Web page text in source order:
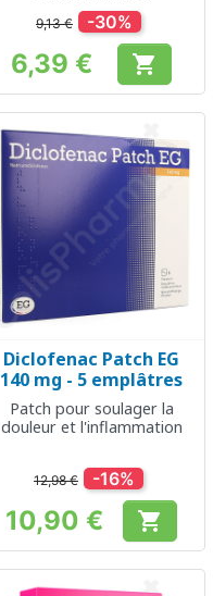
9,13 € -30%
Prix
6,39 € 
Diclofenac Patch EG
140 mg - 5 emplâtres
Patch pour soulager la
douleur et l'inflammation
12,98 € -16%
Prix
10,90 € 